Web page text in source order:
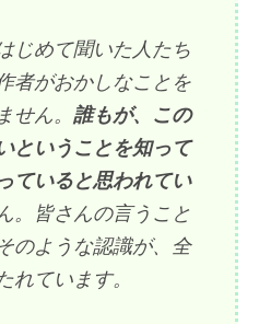
じめて聞いた人たち
者がおかしなことを
せん。 誰もが、この
ということを知って
ていると思われてい
。皆さんの言うこと
のような認識が、全
れています。